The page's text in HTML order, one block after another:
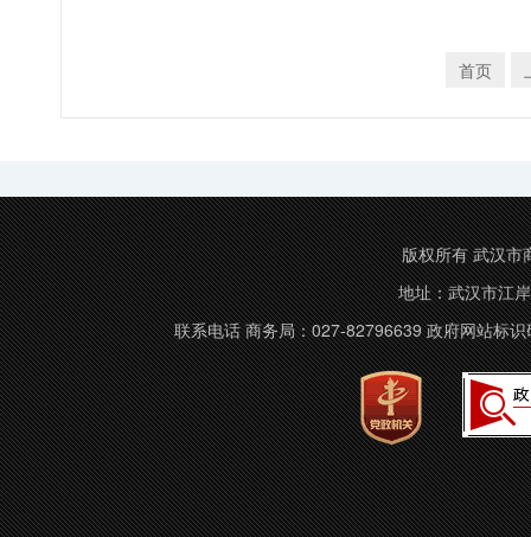
首页
版权所有 武汉
地址：武汉市江
联系电话 商务局：027-82796639 政府网站